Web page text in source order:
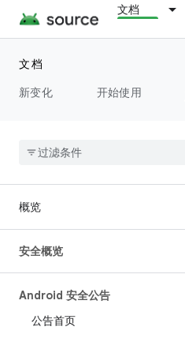
文档
文档
新变化
开始使用
概览
安全概览
Android 安全公告
公告首页